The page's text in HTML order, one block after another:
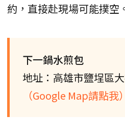
約，直接赴現場可能撲空
下一鍋水煎包
地址：高雄市鹽埕區
（Google Map請點我）